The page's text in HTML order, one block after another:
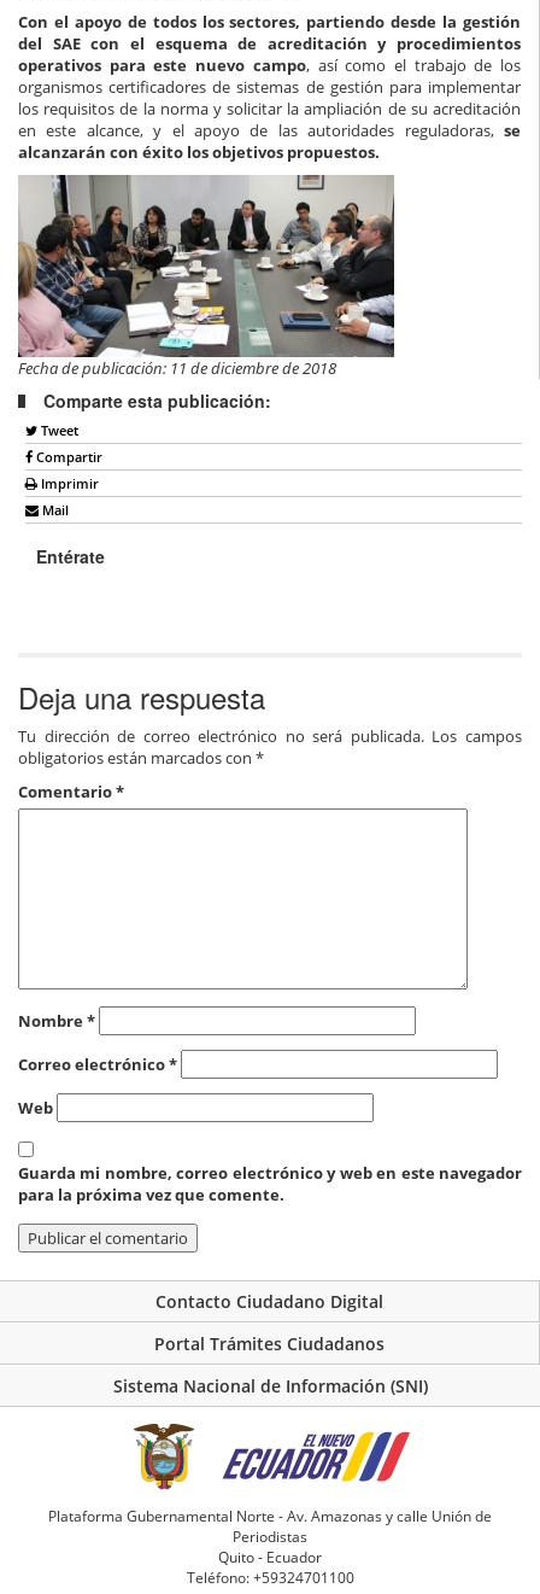
Con el apoyo de todos los sectores, partiendo desde la gestión
del SAE con el esquema de acreditación y procedimientos
operativos para este nuevo campo, así como el trabajo de los
organismos certificadores de sistemas de gestión para implementar
los requisitos de la norma y solicitar la ampliación de su acreditación
en este alcance, y el apoyo de las autoridades reguladoras, se
alcanzarán con éxito los objetivos propuestos.
Fecha de publicación: 11 de diciembre de 2018
Comparte esta publicación:
Tweet
Compartir
Imprimir
Mail
Entérate
Deja una respuesta
Tu dirección de correo electrónico no será publicada. Los campos
obligatorios están marcados con *
Comentario*
Nombre*
Correo electrónico*
Web
Guarda mi nombre, correo electrónico y web en este navegador
para la próxima vez que comente.
Contacto Ciudadano Digital
Portal Trámites Ciudadanos
Sistema Nacional de Información (SNI)
Plataforma Gubernamental Norte - Av. Amazonas y calle Unión de
Periodistas
Quito - Ecuador
Teléfono: +59324701100